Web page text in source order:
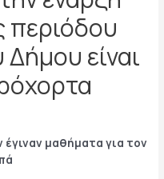
περιόδου
είναι
μαθήματα για τον